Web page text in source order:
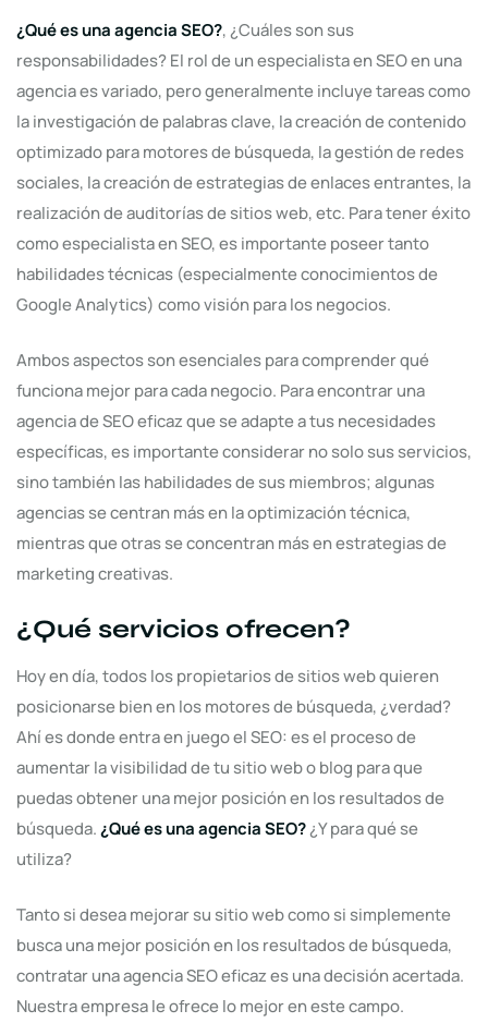
¿Qué es una agencia SEO?, ¿Cuáles son sus
responsabilidades? El rol de un especialista en SEO en una
agencia es variado, pero generalmente incluye tareas como
la investigación de palabras clave, la creación de contenido
optimizado para motores de búsqueda, la gestión de redes
sociales, la creación de estrategias de enlaces entrantes, la
realización de auditorías de sitios web, etc. Para tener éxito
como especialista en SEO, es importante poseer tanto
habilidades técnicas (especialmente conocimientos de
Google Analytics) como visión para los negocios.
Ambos aspectos son esenciales para comprender qué
funciona mejor para cada negocio. Para encontrar una
agencia de SEO eficaz que se adapte a tus necesidades
específicas, es importante considerar no solo sus servicios,
sino también las habilidades de sus miembros; algunas
agencias se centran más en la optimización técnica,
mientras que otras se concentran más en estrategias de
marketing creativas.
¿Qué servicios ofrecen?
Hoy en día, todos los propietarios de sitios web quieren
posicionarse bien en los motores de búsqueda, ¿verdad?
Ahí es donde entra en juego el SEO: es el proceso de
aumentar la visibilidad de tu sitio web o blog para que
puedas obtener una mejor posición en los resultados de
búsqueda.¿Qué es una agencia SEO?¿Y para qué se
utiliza?
Tanto si desea mejorar su sitio web como si simplemente
busca una mejor posición en los resultados de búsqueda,
contratar una agencia SEO eficaz es una decisión acertada.
Nuestra empresa le ofrece lo mejor en este campo.